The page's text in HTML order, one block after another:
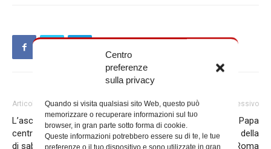
Centro
preferenze
sulla privacy
Quando si visita qualsiasi sito Web, questo può
memorizzare o recuperare informazioni sul tuo
browser, in gran parte sotto forma di cookie.
Queste informazioni potrebbero essere su di te, le tue
preferenze o il tuo dispositivo e sono utilizzate in gran
Articolo precedente
L’ascolto degli indifferenti al
centro dell’incontro formativo
di sabato 12
Articolo successivo
Nove anni fa l’elezione di Papa
Francesco: il “grazie” della
comunità diocesana di Roma